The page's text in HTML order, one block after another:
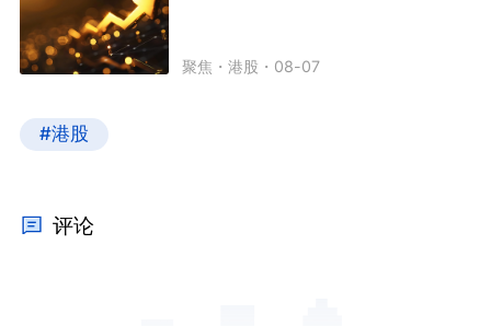
聚焦 ・港股 ・ 08-07
#港股
评论